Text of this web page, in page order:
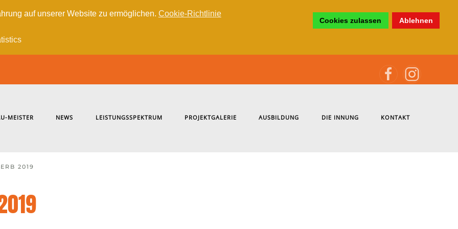
auf unserer Website zu ermöglichen. Cookie-Richtlinie
Cookies zulassen Ablehnen
MEISTER NEWS LEISTUNGSSPEKTRUM PROJEKTGALERIE AUSBILDUNG DIE INNUNG KONTAKT
2019